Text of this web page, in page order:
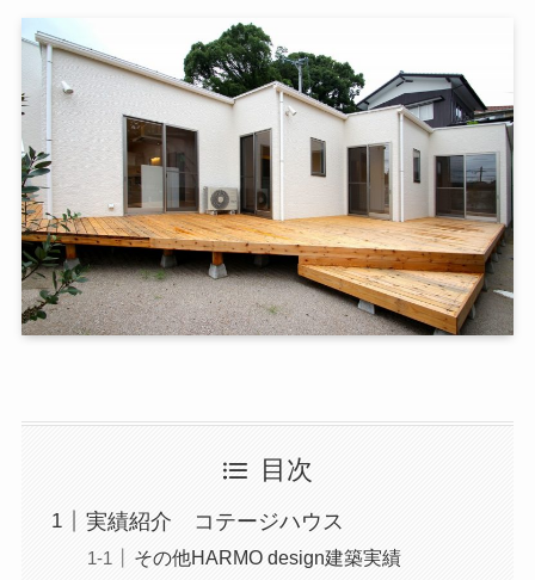
目次
実績紹介 コテージハウス
その他HARMO design建築実績